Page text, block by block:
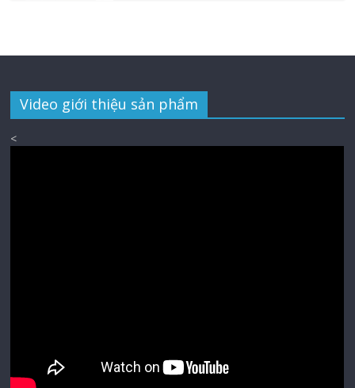
Video giới thiệu sản phẩm
<